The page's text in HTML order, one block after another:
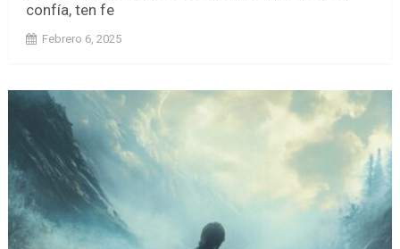
confía, ten fe
Febrero 6, 2025